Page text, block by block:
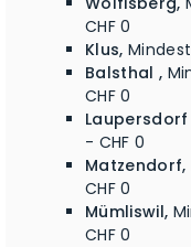
CHF 0
Klus,
Balsthal ,
CHF 0
Laupersdorf
- CHF 0
Matzendorf,
CHF 0
Mümliswil,
CHF 0